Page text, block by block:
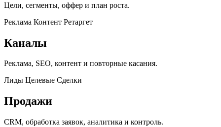
Цели, сегменты, оффер и план роста.
Реклама Контент Ретаргет
Каналы
Реклама, SEO, контент и повторные касания.
Лиды Целевые Сделки
Продажи
CRM, обработка заявок, аналитика и контроль.